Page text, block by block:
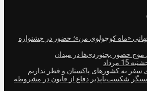
«ماه کوچولوی من»؛ حضور در جشنواره
موج حضور بجنوردی‌ها در میدان
مرداد
سفر به کشورهای پاکستان و قطر نداریم
سنگر شکست‌ناپذیر دفاع از قانون در مشروطه